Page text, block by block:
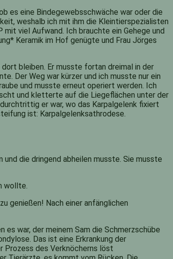
es eine Bindegewebsschwäche war oder die
weshalb ich mit ihm die Kleintierspezialisten
viel Aufwand. Ich brauchte ein Gehege und
Keramik im Hof genügte und Frau Jörges
bleiben. Er musste fortan dreimal in der
Der Weg war kürzer und ich musste nur ein
und musste erneut operiert werden. Ich
und kletterte auf die Liegeflächen unter der
er war, wo das Karpalgelenk fixiert
ist: Karpalgelenksathrodese.
die dringend abheilen musste. Sie musste
wollte.
genießen! Nach einer anfänglichen
war, der meinem Sam die Schmerzschübe
Das ist eine Erkrankung der
Prozess des Verknöcherns löst